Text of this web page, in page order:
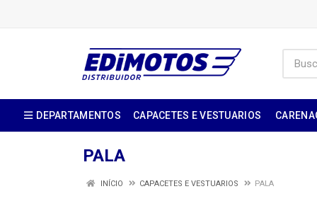
DEPARTAMENTOS CAPACETES E VESTUARIOS
PALA
INÍCIO CAPACETES E VESTUARIOS PALA